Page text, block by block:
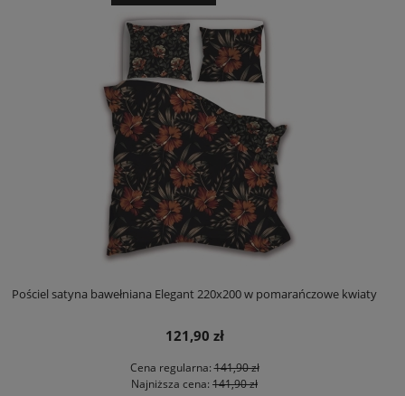
Pościel satyna bawełniana Elegant 220x200 w pomarańczowe kwiaty
121,90 zł
Cena regularna:141,90 zł
Najniższa cena: 141,90 zł